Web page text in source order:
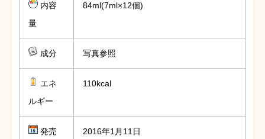
内容
量
84ml(7ml×12個)
成分 写真参照
エネ
ルギー
110kcal
発売
2016年1月11日